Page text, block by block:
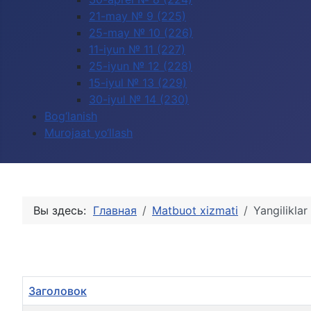
21-may № 9 (225)
25-may № 10 (226)
11-iyun № 11 (227)
25-iyun № 12 (228)
15-iyul № 13 (229)
30-iyul № 14 (230)
Bog‘lanish
Murojaat yo‘llash
Вы здесь: Главная Matbuot xizmati Yangiliklar
Заголовок